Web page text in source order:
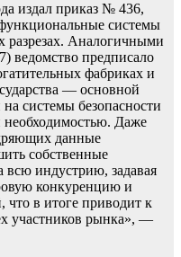
издал приказ № 436,
системы
Аналогичными
ведомство предписало
фабриках и
— основной
системы безопасности
необходимостью. Даже
данные
собственные
всю индустрию, задавая
конкуренцию и
что в итоге приводит к
участников рынка», —